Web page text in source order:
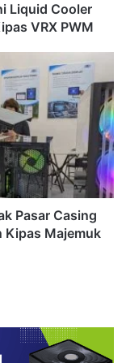
Liquid Cooler
VRX PWM
Pasar Casing
Kipas Majemuk